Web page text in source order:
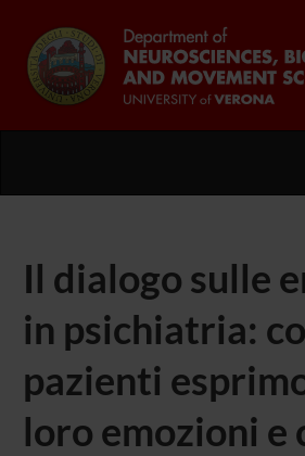
Il dialogo sulle
in psichiatria:
pazienti
loro emozioni e